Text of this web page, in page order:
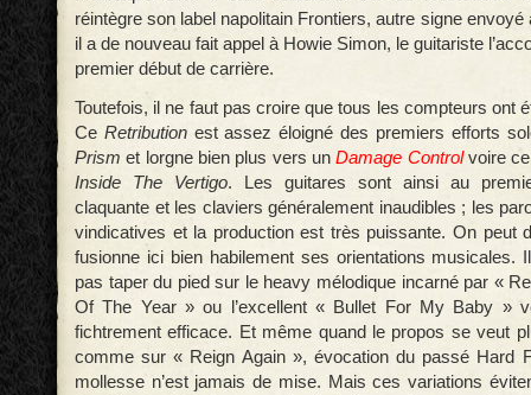
réintègre son label napolitain Frontiers, autre signe
il a de nouveau fait appel à Howie Simon, le guitariste
premier début de carrière.
Toutefois, il ne faut pas croire que tous les compteurs ont
Ce Retributionest assez éloigné des premiers efforts
Prism et lorgne bien plus vers unDamage Control voire
Inside The Vertigo. Les guitares sont ainsi au
claquante et les claviers généralement inaudibles ; les
vindicatives et la production est très puissante. On peut
fusionne ici bien habilement ses orientations musicales.
pas taper du pied sur le heavy mélodique incarné par «
Of The Year » ou l’excellent « Bullet For My Baby »
fichtrement efficace. Et même quand le propos se veut
comme sur « Reign Again », évocation du passé Hard
mollesse n’est jamais de mise. Mais ces variations